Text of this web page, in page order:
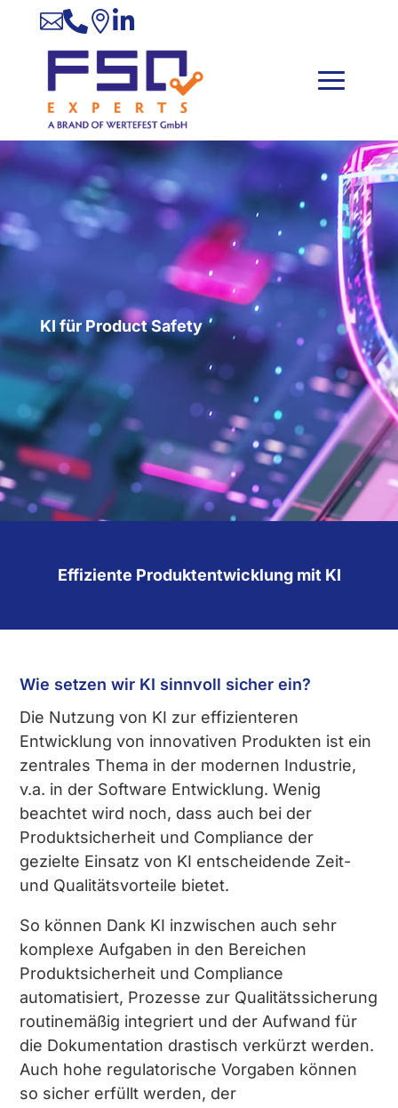

KI für Product Safety
Effiziente Produkt­entwicklung mit KI
Wie setzen wir KI sinnvoll sicher ein?
Die Nutzung von KI zur effizienteren
Entwicklung von innovativen Produkten ist ein
zentrales Thema in der modernen Industrie,
v.a. in der Software Entwicklung. Wenig
beachtet wird noch, dass auch bei der
Produktsicherheit und Compliance der
gezielte Einsatz von KI entscheidende Zeit-
und Qualitätsvorteile bietet.
So können Dank KI inzwischen auch sehr
komplexe Aufgaben in den Bereichen
Produktsicherheit und Compliance
automatisiert, Prozesse zur Qualitätssicherung
routinemäßig integriert und der Aufwand für
die Dokumentation drastisch verkürzt werden.
Auch hohe regulatorische Vorgaben können
so sicher erfüllt werden, der